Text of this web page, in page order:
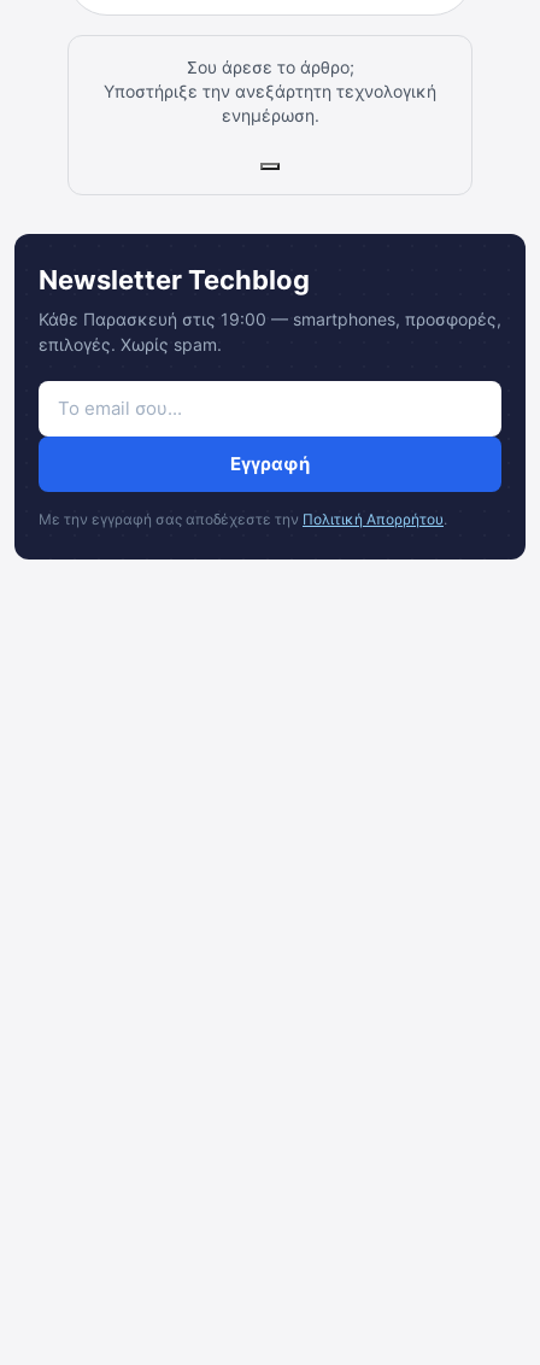
Σου άρεσε το άρθρο;
Υποστήριξε την ανεξάρτητη τεχνολογική
ενημέρωση.
Newsletter Techblog
Κάθε Παρασκευή στις 19:00 — smartphones, προσφορές,
επιλογές. Χωρίς spam.
Εγγραφή
Με την εγγραφή σας αποδέχεστε την Πολιτική Απορρήτου.